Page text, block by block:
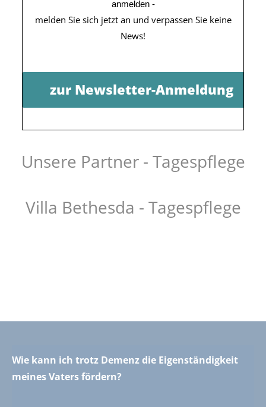
Das Plus der Tagespflege -
Infotext
Demenzmagazin.de - Ueber
Uns
Unsere Partner - Tagespflege
Villa Bethesda - Tagespflege
Wie kann ich trotz Demenz die Eigenständigkeit
meines Vaters fördern?
anmelden -
melden Sie sich jetzt an und verpassen Sie keine
News!
zur Newsletter-Anmeldung